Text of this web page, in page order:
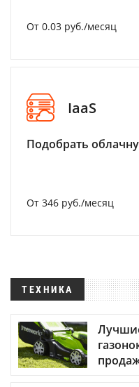
От 0.03 руб./месяц
IaaS
Подобрать
От 346 руб./месяц
ТЕХНИКА